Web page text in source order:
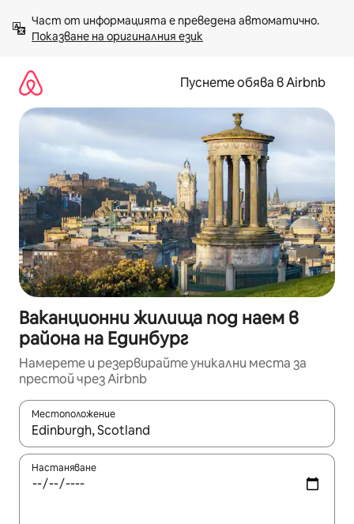
към
съдържанието
Показване на оригиналния език
Пуснете обява в Airbnb
Ваканционни жилища под наем в
района на Единбург
Намерете и резервирайте уникални места за
престой чрез Airbnb
Местоположение
Когато резултатите се покажат, използвайте
Настаняване